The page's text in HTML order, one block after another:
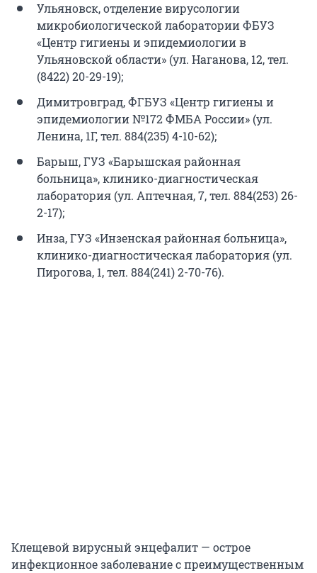
Ульяновск, отделение вирусологии
микробиологической лаборатории ФБУЗ
«Центр гигиены и эпидемиологии в
Ульяновской области» (ул. Наганова, 12, тел.
(8422) 20-29-19);
Димитровград, ФГБУЗ «Центр гигиены и
эпидемиологии №172 ФМБА России» (ул.
Ленина, 1Г, тел. 884(235) 4-10-62);
Барыш, ГУЗ «Барышская районная
больница», клинико-диагностическая
лаборатория (ул. Аптечная, 7, тел. 884(253) 26-
2-17);
Инза, ГУЗ «Инзенская районная больница»,
клинико-диагностическая лаборатория (ул.
Пирогова, 1, тел. 884(241) 2-70-76).
Клещевой вирусный энцефалит — острое
инфекционное заболевание с преимущественным